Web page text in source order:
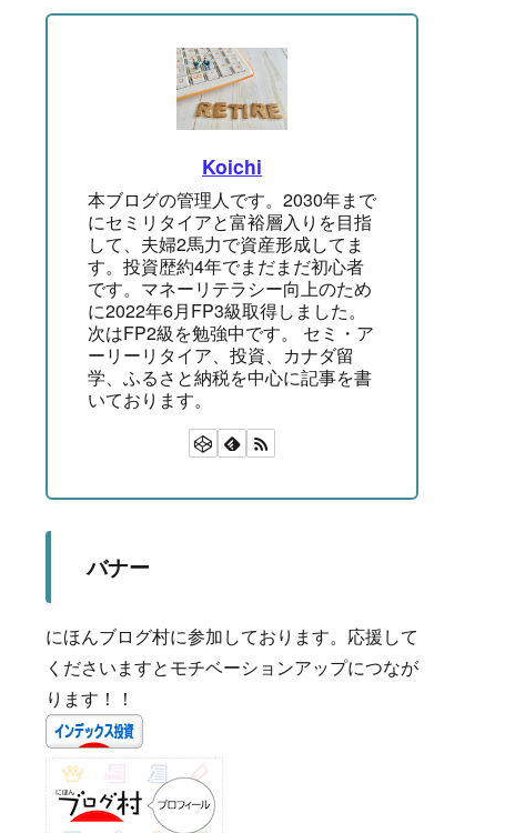
Koichi
本ブログの管理人です。2030年まで
にセミリタイアと富裕層入りを目指
して、夫婦2馬力で資産形成してま
す。投資歴約4年でまだまだ初心者
です。マネーリテラシー向上のため
に2022年6月FP3級取得しました。
次はFP2級を勉強中です。 セミ・ア
ーリーリタイア、投資、カナダ留
学、ふるさと納税を中心に記事を書
いております。
バナー
にほんブログ村に参加しております。応援して
くださいますとモチベーションアップにつなが
ります！！